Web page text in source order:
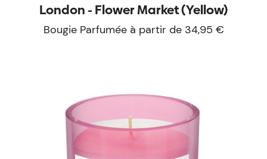
London - Flower Market (Yellow)
Bougie Parfumée à partir de 34,95 €